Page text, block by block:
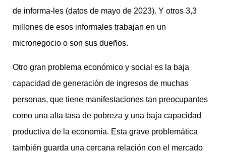
de informa-les (datos de mayo de 2023). Y otros 3,3
millones de esos informales trabajan en un
micronegocio o son sus dueños.
Otro gran problema económico y social es la baja
capacidad de generación de ingresos de muchas
personas, que tiene manifestaciones tan preocupantes
como una alta tasa de pobreza y una baja capacidad
productiva de la economía. Esta grave problemática
también guarda una cercana relación con el mercado